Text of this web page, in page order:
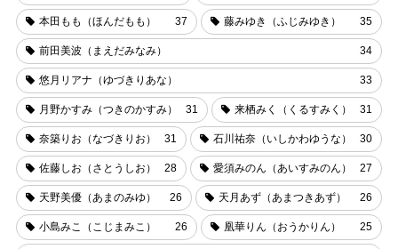
本田もも（ほんだもも） 37 藤みゆき（ふじみゆき） 35
前田美波（まえだみなみ） 34
悠月リアナ（ゆづきりあな） 33
月野かすみ（つきのかすみ） 31 来栖みく（くるすみく） 31
奈築りお（なづきりお） 31 石川祐奈（いしかわゆうな） 30
佐藤しお（さとうしお） 28 愛須みのん（あいすみのん） 27
天野美優（あまのみゆ） 26 天月あず（あまつきあず） 26
小島みこ（こじまみこ） 26 凰華りん（おうかりん） 25